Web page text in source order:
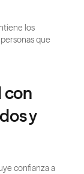
que
con
y
confianza a